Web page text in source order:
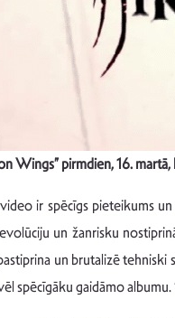
Wings” pirmdien, 16.
ir spēcīgs pieteikums
un žanrisku
un brutalizē
spēcīgāku gaidāmo